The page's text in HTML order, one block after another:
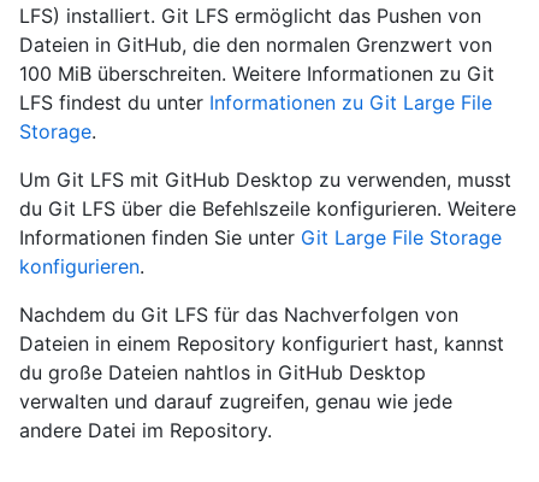
LFS) installiert. Git LFS ermöglicht das Pushen von
Dateien in GitHub, die den normalen Grenzwert von
100 MiB überschreiten. Weitere Informationen zu Git
LFS findest du unter Informationen zu Git Large File
Storage.
Um Git LFS mit GitHub Desktop zu verwenden, musst
du Git LFS über die Befehlszeile konfigurieren. Weitere
Informationen finden Sie unter Git Large File Storage
konfigurieren.
Nachdem du Git LFS für das Nachverfolgen von
Dateien in einem Repository konfiguriert hast, kannst
du große Dateien nahtlos in GitHub Desktop
verwalten und darauf zugreifen, genau wie jede
andere Datei im Repository.